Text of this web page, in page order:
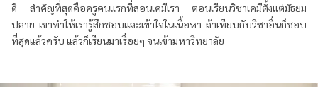
ดี สำคัญที่สุดคือครูคนแรกที่สอนเคมีเรา ตอนเรียนวิชาเคมีตั้งแต่มัธยม
ปลาย เขาทำให้เรารู้สึกชอบและเข้าใจในเนื้อหา ถ้าเทียบกับวิชาอื่นก็ชอบ
ที่สุดแล้วครับ แล้วก็เรียนมาเรื่อยๆ จนเข้ามหาวิทยาลัย